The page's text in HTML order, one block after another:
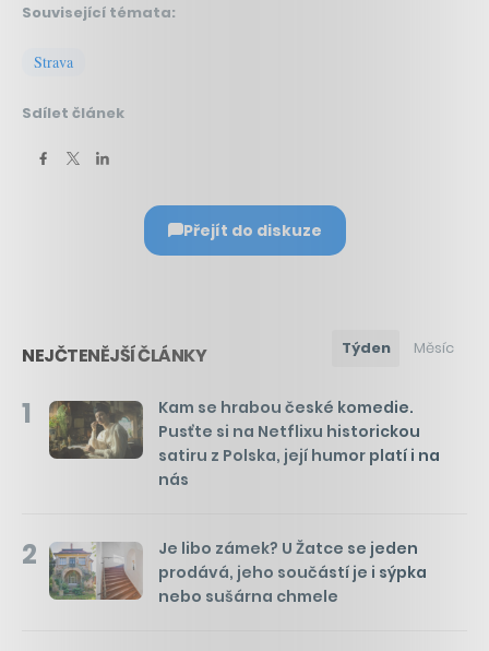
Související témata:
Strava
Sdílet článek
Přejít do diskuze
NEJČTENĚJŠÍ ČLÁNKY Týden Měsíc
1
Kam se hrabou české komedie.
Pusťte si na Netflixu historickou
satiru z Polska, její humor platí i na
nás
2
Je libo zámek? U Žatce se jeden
prodává, jeho součástí je i sýpka
nebo sušárna chmele